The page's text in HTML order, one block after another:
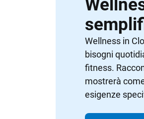
Wellness in
bisogni
fitness.
mostrerà
esigenze